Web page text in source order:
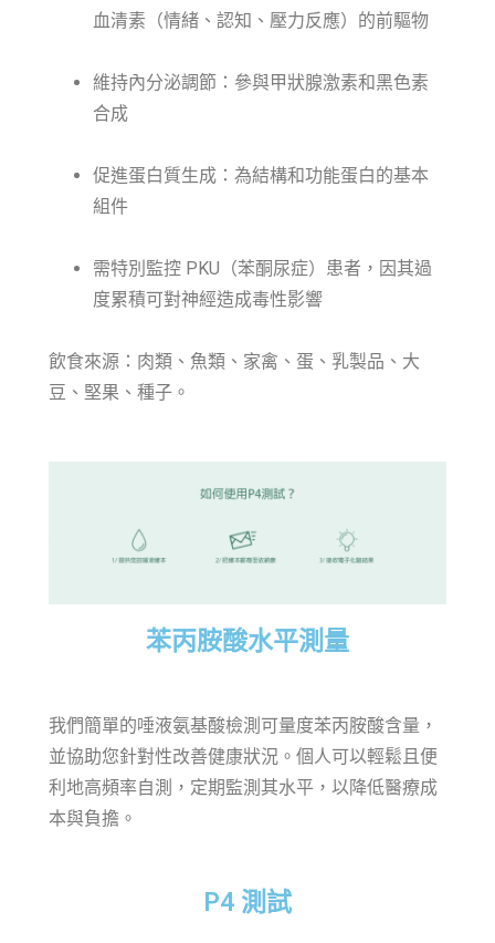
血清素（情緒、認知、壓力反應）的前驅物
維持內分泌調節：參與甲狀腺激素和黑色素
合成
促進蛋白質生成：為結構和功能蛋白的基本
組件
需特別監控 PKU（苯酮尿症）患者，因其過
度累積可對神經造成毒性影響
飲食來源：肉類、魚類、家禽、蛋、乳製品、大
豆、堅果、種子。
苯丙胺酸水平測量
我們簡單的唾液氨基酸檢測可量度苯丙胺酸含量，
並協助您針對性改善健康狀況。個人可以輕鬆且便
利地高頻率自測，定期監測其水平，以降低醫療成
本與負擔。
P4 測試